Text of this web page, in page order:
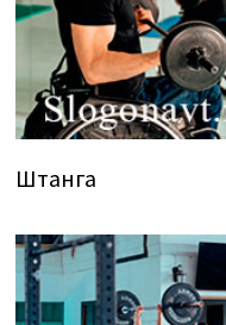
Штанга